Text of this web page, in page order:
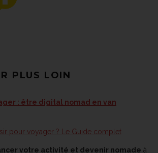
PLUS LOIN
: être digital nomad en van
pour voyager ? Le Guide complet
votre activité et devenir nomade à